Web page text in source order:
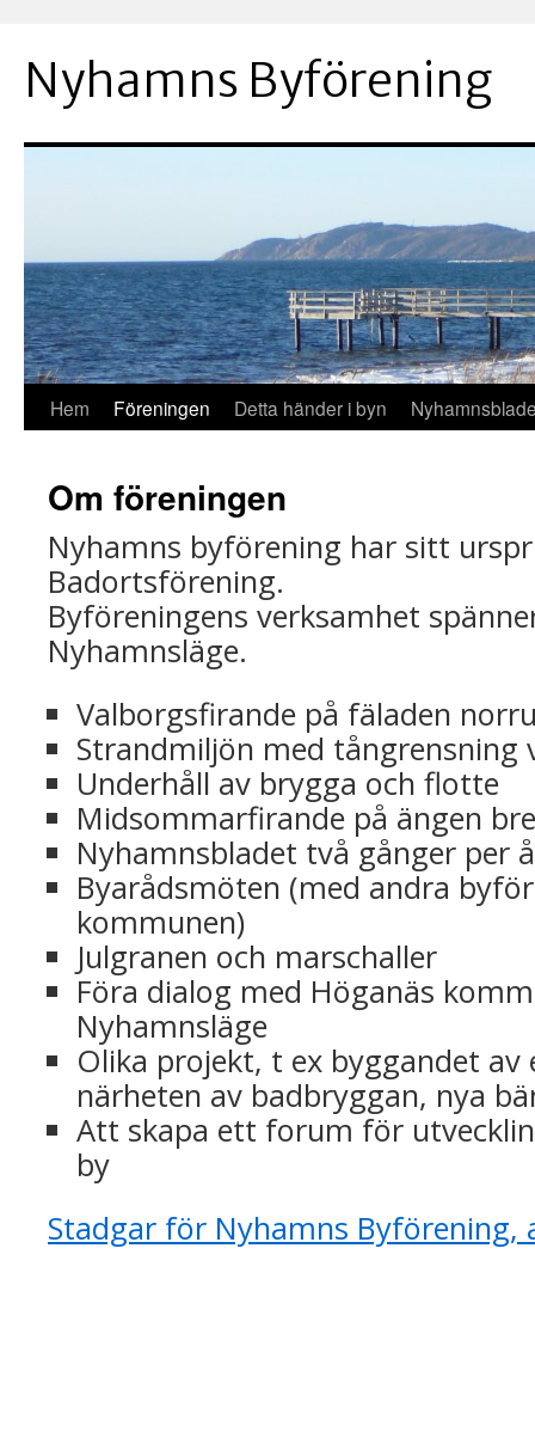
innehåll
Nyhamns Byförening
Hem Föreningen Detta händer i byn
Om föreningen
Nyhamns byförening har sitt
Badortsförening.
Byföreningens verksamhet
Nyhamnsläge.
Valborgsfirande på fäladen
Strandmiljön med tångrensning
Underhåll av brygga och flotte
Midsommarfirande på ängen
Nyhamnsbladet två gånger per
Byarådsmöten (med andra
kommunen)
Julgranen och marschaller
Föra dialog med Höganäs
Nyhamnsläge
Olika projekt, t ex byggandet av
närheten av badbryggan, nya
Att skapa ett forum för
by
Stadgar för Nyhamns Byförening,